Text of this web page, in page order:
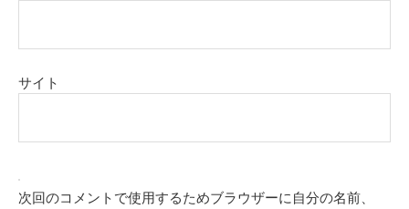
サイト
次回のコメントで使用するためブラウザーに自分の名前、